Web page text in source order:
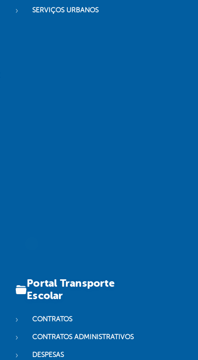
SERVIÇOS URBANOS
Portal Transporte
Escolar
CONTRATOS
CONTRATOS ADMINISTRATIVOS
DESPESAS